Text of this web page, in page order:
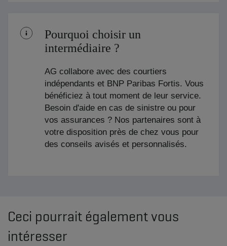
Ceci pourrait également vous
intéresser